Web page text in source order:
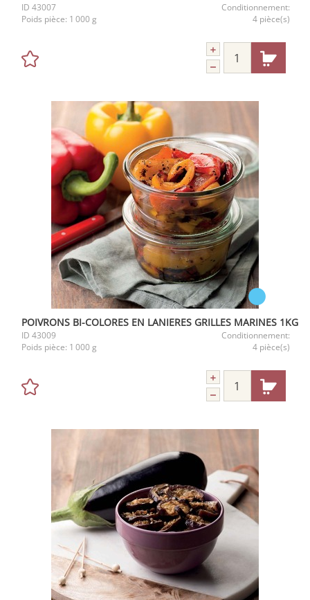
ID 43007
Conditionnement:
Poids pièce: 1 000 g 4 pièce(s)
POIVRONS BI-COLORES EN LANIERES GRILLES MARINES 1KG
ID 43009
Conditionnement:
Poids pièce: 1 000 g 4 pièce(s)